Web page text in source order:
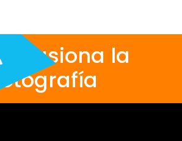
apasiona la
fotografía